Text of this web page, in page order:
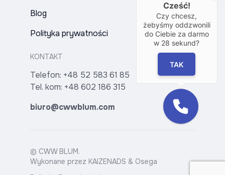
Blog
Polityka prywatności
KONTAKT
Telefon: +48 52 583 61 85
Tel. kom: +48 602 186 315
biuro@cwwblum.com
© CWW BLUM.
Wykonane przez KAIZENADS & Osega
Cześć!
Czy chcesz,
żebyśmy oddzwonili
do Ciebie za darmo
w 28 sekund?
TAK